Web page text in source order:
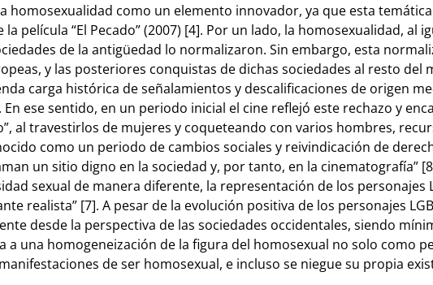
homosexualidad como un elemento innovador, ya que esta
película “El Pecado” (2007) [4]. Por un lado, la homosexualidad, al
de la antigüedad lo normalizaron. Sin embargo, esta
y las posteriores conquistas de dichas sociedades al resto
carga histórica de señalamientos y descalificaciones de origen
ese sentido, en un periodo inicial el cine reflejó este rechazo y
al travestirlos de mujeres y coqueteando con varios hombres,
como un periodo de cambios sociales y reivindicación de
un sitio digno en la sociedad y, por tanto, en la cinematografía”
sexual de manera diferente, la representación de los personajes
realista” [7]. A pesar de la evolución positiva de los personajes
desde la perspectiva de las sociedades occidentales, siendo
a una homogeneización de la figura del homosexual no solo como
de ser homosexual, e incluso se niegue su propia